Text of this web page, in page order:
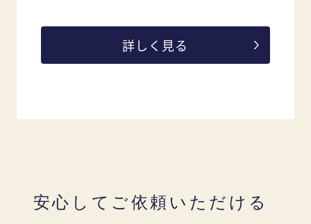
詳しく見る
安心してご依頼いただける